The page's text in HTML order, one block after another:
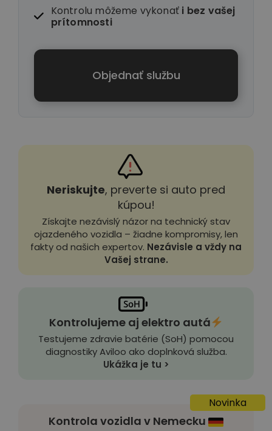
Kontrolu môžeme vykonať i bez vašej
prítomnosti
Objednať službu
Neriskujte, preverte si auto pred
kúpou!
Získajte nezávislý názor na technický stav
ojazdeného vozidla – žiadne kompromisy, len
fakty od našich expertov. Nezávisle a vždy na
Vašej strane.
Kontrolujeme aj elektro autá
Testujeme zdravie batérie (SoH) pomocou
diagnostiky Aviloo ako doplnková služba.
Ukážka je tu >
Novinka
Kontrola vozidla v Nemecku